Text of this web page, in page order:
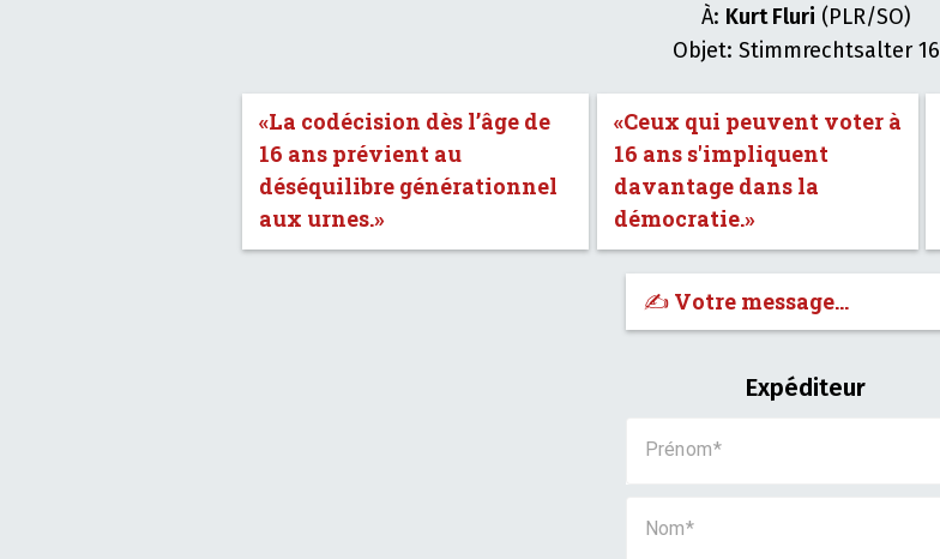
À: Kurt Fluri (PLR/SO)
Objet: Stimmrechtsalter 16
«La codécision dès l’âge de
16 ans prévient au
déséquilibre générationnel
aux urnes.»
«Ceux qui peuvent voter à
16 ans s'impliquent
davantage dans la
démocratie.»
✍️ Votre message…
Expéditeur
Prénom
Nom